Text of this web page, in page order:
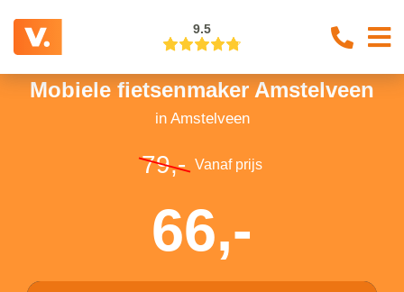
9.5
Mobiele fietsenmaker Amstelveen
in Amstelveen
79,- Vanaf prijs
66,-